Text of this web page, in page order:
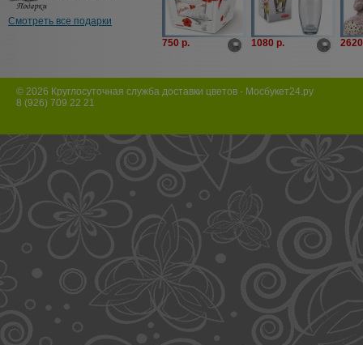
Смотреть все подарки
750 p.
1080 p.
© 2026 Круглосуточная служба доставки цветов - Мосбукет24.ру
8 (926) 709 22 21